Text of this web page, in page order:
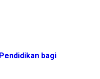
bagi